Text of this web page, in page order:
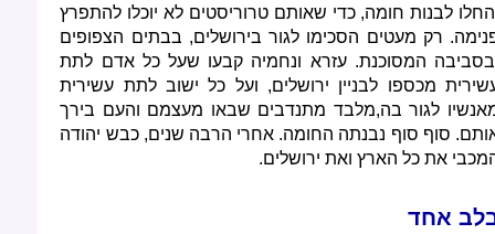
לבנות חומה, כדי שאותם טרוריסטים לא יוכלו להתפרץ
רק מעטים הסכימו לגור בירושלים, בבתים הצפופים
המסוכנת. עזרא ונחמיה קבעו שעל כל אדם לתת
מכספו לבניין ירושלים, ועל כל ישוב לתת עשירית
לגור בה,מלבד מתנדבים שבאו מעצמם והעם בירך
סוף סוף נבנתה החומה. אחרי הרבה שנים, כבש יהודה
את כל הארץ ואת ירושלים.
אחד